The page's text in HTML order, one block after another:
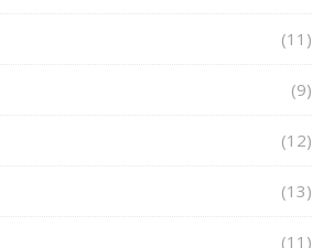
(11)
(9)
(12)
(13)
(11)